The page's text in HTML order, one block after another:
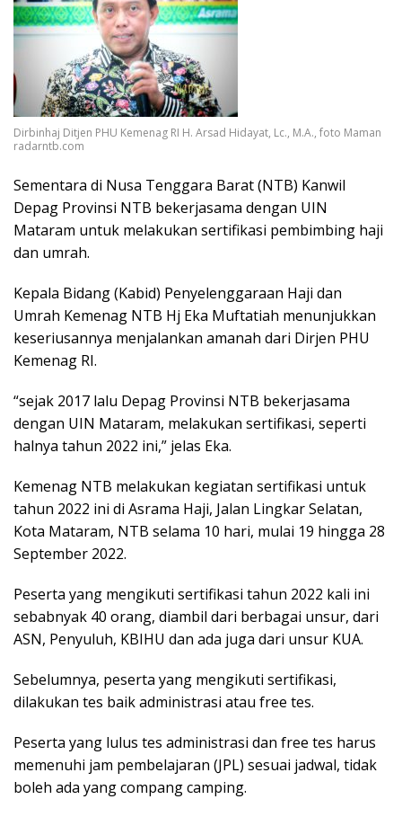
Dirbinhaj Ditjen PHU Kemenag RI H. Arsad Hidayat, Lc., M.A., foto Maman
radarntb.com
Sementara di Nusa Tenggara Barat (NTB) Kanwil
Depag Provinsi NTB bekerjasama dengan UIN
Mataram untuk melakukan sertifikasi pembimbing haji
dan umrah.
Kepala Bidang (Kabid) Penyelenggaraan Haji dan
Umrah Kemenag NTB Hj Eka Muftatiah menunjukkan
keseriusannya menjalankan amanah dari Dirjen PHU
Kemenag RI.
“sejak 2017 lalu Depag Provinsi NTB bekerjasama
dengan UIN Mataram, melakukan sertifikasi, seperti
halnya tahun 2022 ini,” jelas Eka.
Kemenag NTB melakukan kegiatan sertifikasi untuk
tahun 2022 ini di Asrama Haji, Jalan Lingkar Selatan,
Kota Mataram, NTB selama 10 hari, mulai 19 hingga 28
September 2022.
Peserta yang mengikuti sertifikasi tahun 2022 kali ini
sebabnyak 40 orang, diambil dari berbagai unsur, dari
ASN, Penyuluh, KBIHU dan ada juga dari unsur KUA.
Sebelumnya, peserta yang mengikuti sertifikasi,
dilakukan tes baik administrasi atau free tes.
Peserta yang lulus tes administrasi dan free tes harus
memenuhi jam pembelajaran (JPL) sesuai jadwal, tidak
boleh ada yang compang camping.